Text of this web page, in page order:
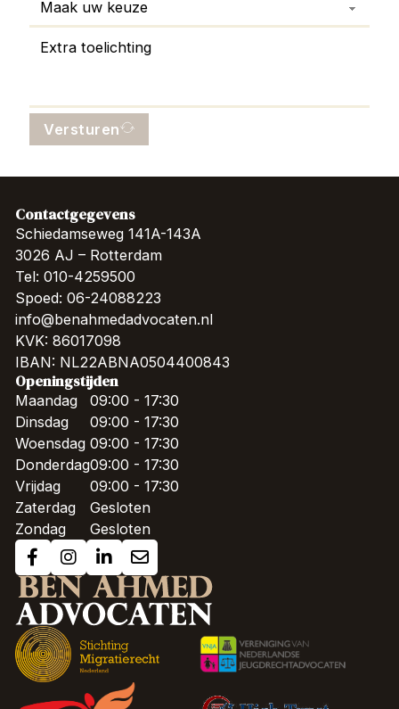
Versturen
Contactgegevens
Schiedamseweg 141A-143A
3026 AJ – Rotterdam
Tel: 010-4259500
Spoed: 06-24088223
info@benahmedadvocaten.nl
KVK: 86017098
IBAN: NL22ABNA0504400843
Openingstijden
Maandag
Dinsdag
Woensdag
Donderdag
Vrijdag
Zaterdag
Zondag
09:00 - 17:30
09:00 - 17:30
09:00 - 17:30
09:00 - 17:30
09:00 - 17:30
Gesloten
Gesloten